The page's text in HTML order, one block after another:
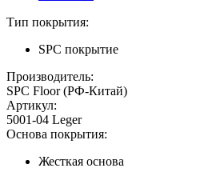
Тип покрытия:
SPC покрытие
Производитель:
SPC Floor (РФ-Китай)
Артикул:
5001-04 Leger
Основа покрытия:
Жесткая основа